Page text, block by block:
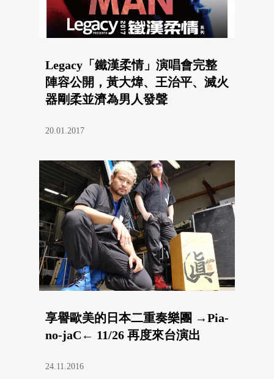
Legacy「鐵漢柔情」演唱會完整
陣容公開，黃大煒、王治平、滅火
器剛柔並濟為男人發聲
20.01.2017
享譽歐美的日本二重奏樂團 →Pia-
no-jaC← 11/26 再度來台演出
24.11.2016